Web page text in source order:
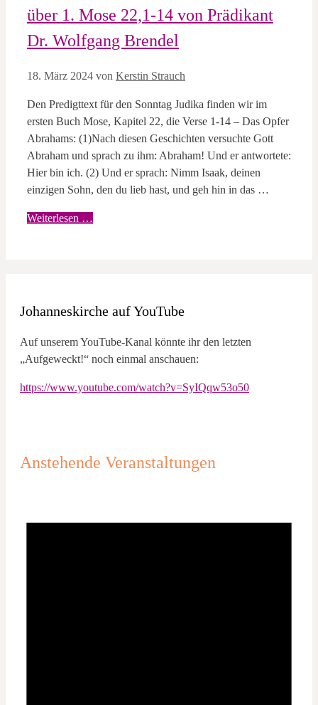
über 1. Mose 22,1-14 von Prädikant
Dr. Wolfgang Brendel
18. März 2024 von Kerstin Strauch
Den Predigttext für den Sonntag Judika finden wir im
ersten Buch Mose, Kapitel 22, die Verse 1-14 – Das Opfer
Abrahams: (1)Nach diesen Geschichten versuchte Gott
Abraham und sprach zu ihm: Abraham! Und er antwortete:
Hier bin ich. (2) Und er sprach: Nimm Isaak, deinen
einzigen Sohn, den du lieb hast, und geh hin in das …
Weiterlesen …
Johanneskirche auf YouTube
Auf unserem YouTube-Kanal könnte ihr den letzten
„Aufgeweckt!“ noch einmal anschauen:
https://www.youtube.com/watch?v=SyIQqw53o50
Anstehende Veranstaltungen